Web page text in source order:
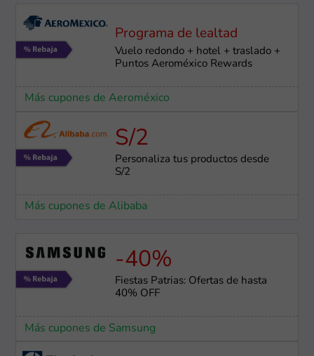
Programa de lealtad
Vuelo redondo + hotel + traslado +
Puntos Aeroméxico Rewards
Más cupones de Aeroméxico
S/2
Personaliza tus productos desde
S/2
Más cupones de Alibaba
-40%
Fiestas Patrias: Ofertas de hasta
40% OFF
Más cupones de Samsung